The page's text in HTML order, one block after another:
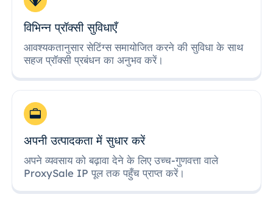
विभिन्न प्रॉक्सी सुविधाएँ
आवश्यकतानुसार सेटिंग्स समायोजित करने की सुविधा के साथ
सहज प्रॉक्सी प्रबंधन का अनुभव करें।
अपनी उत्पादकता में सुधार करें
अपने व्यवसाय को बढ़ावा देने के लिए उच्च-गुणवत्ता वाले
ProxySale IP पूल तक पहुँच प्राप्त करें।